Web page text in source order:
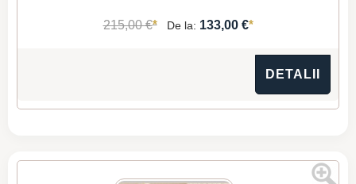
215,00 €* De la: 133,00 €*
DETALII